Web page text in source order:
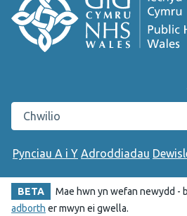
Chwilio gwefan Iechyd Cyhoeddus
Pynciau A i Y Adroddiadau
BETA
Mae hwn yn wefan newydd -
adborth er mwyn ei gwella.